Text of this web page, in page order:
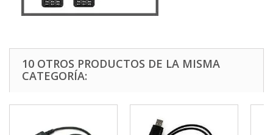
10 OTROS PRODUCTOS DE LA MISMA
CATEGORÍA: